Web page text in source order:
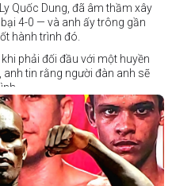
Quốc Dung, đã âm thầm xây
4-0 — và anh ấy trông gần
hành trình đó.
phải đối đầu với một huyền
tin rằng người đàn anh sẽ
nắm bắt, và đơn giản là quá
ngày 21 tháng 6